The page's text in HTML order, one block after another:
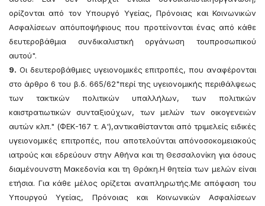
ορίζονται από τον Υπουργό Υγείας, Πρόνοιας και Κοινωνικών
Ασφαλίσεων απόυποψήφιους που προτείνονται ένας από κάθε
δευτεροβάθμια συνδικαλιστική οργάνωση τουπροσωπικού
αυτού".
9. Οι δευτεροβάθμιες υγειονομικές επιτροπές, που αναφέρονται
στο άρθρο 6 του β.δ. 665/62"περί της υγειονομικής περιθάλψεως
των τακτικών πολιτικών υπαλλήλων, των πολιτικών
καιστρατιωτικών συνταξιούχων, των μελών των οικογενειών
αυτών κλπ." (ΦΕΚ-167 τ. Α'),αντικαθίστανται από τριμελείς ειδικές
υγειονομικές επιτροπές, που αποτελούνται απόνοσοκομειακούς
ιατρούς και εδρεύουν στην Αθήνα και τη Θεσσαλονίκη για όσους
διαμένουνστη Μακεδονία και τη Θράκη.Η θητεία των μελών είναι
ετήσια. Για κάθε μέλος ορίζεται αναπληρωτής.Με απόφαση του
Υπουργού Υγείας, Πρόνοιας και Κοινωνικών Ασφαλίσεων